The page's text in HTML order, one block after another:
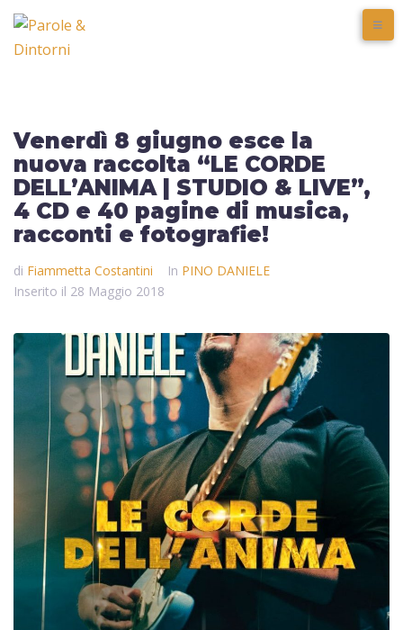
Venerdì 8 giugno esce la
nuova raccolta “LE CORDE
DELL’ANIMA | STUDIO & LIVE”,
4 CD e 40 pagine di musica,
racconti e fotografie!
di Fiammetta Costantini In PINO DANIELE
Inserito il 28 Maggio 2018